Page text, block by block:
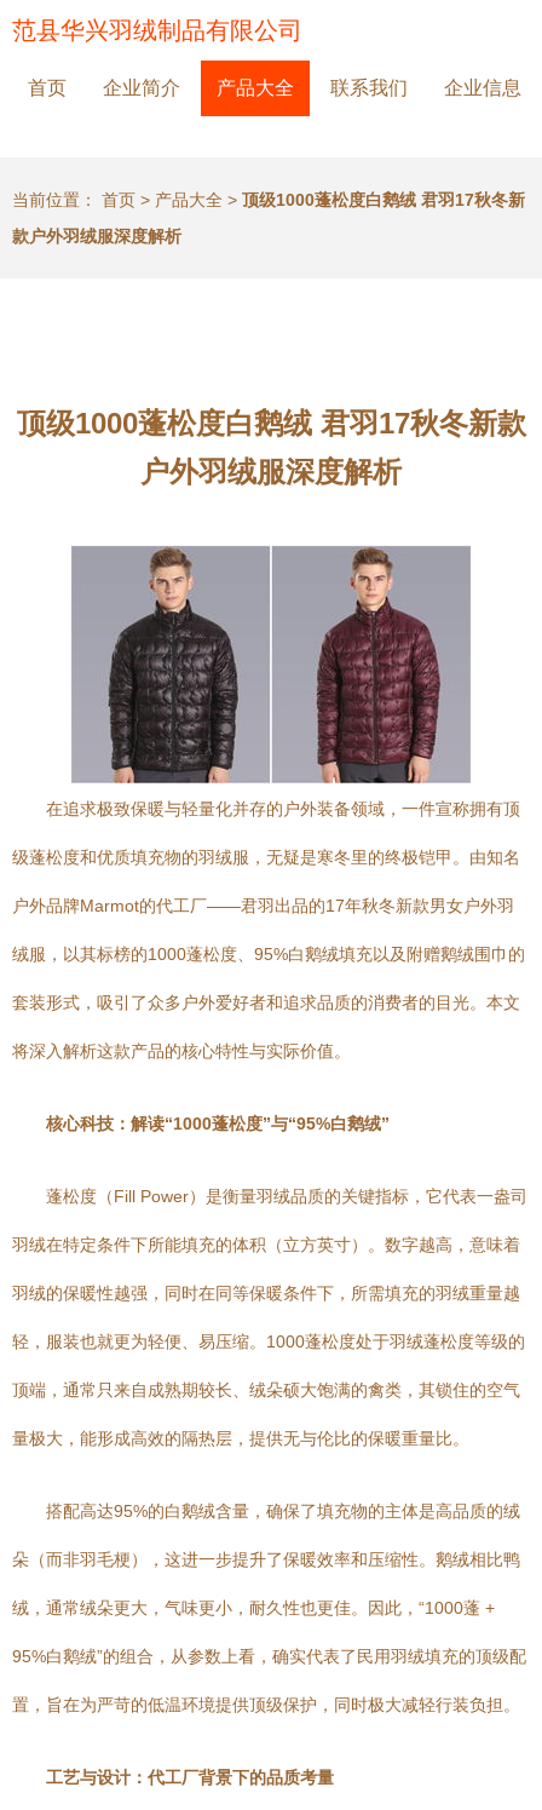
范县华兴羽绒制品有限公司
首页 企业简介 产品大全 联系我们 企业信息
当前位置： 首页 > 产品大全 > 顶级1000蓬松度白鹅绒 君羽17秋冬新
款户外羽绒服深度解析
顶级1000蓬松度白鹅绒 君羽17秋冬新款
户外羽绒服深度解析
在追求极致保暖与轻量化并存的户外装备领域，一件宣称拥有顶
级蓬松度和优质填充物的羽绒服，无疑是寒冬里的终极铠甲。由知名
户外品牌Marmot的代工厂——君羽出品的17年秋冬新款男女户外羽
绒服，以其标榜的1000蓬松度、95%白鹅绒填充以及附赠鹅绒围巾的
套装形式，吸引了众多户外爱好者和追求品质的消费者的目光。本文
将深入解析这款产品的核心特性与实际价值。
核心科技：解读“1000蓬松度”与“95%白鹅绒”
蓬松度（Fill Power）是衡量羽绒品质的关键指标，它代表一盎司
羽绒在特定条件下所能填充的体积（立方英寸）。数字越高，意味着
羽绒的保暖性越强，同时在同等保暖条件下，所需填充的羽绒重量越
轻，服装也就更为轻便、易压缩。1000蓬松度处于羽绒蓬松度等级的
顶端，通常只来自成熟期较长、绒朵硕大饱满的禽类，其锁住的空气
量极大，能形成高效的隔热层，提供无与伦比的保暖重量比。
搭配高达95%的白鹅绒含量，确保了填充物的主体是高品质的绒
朵（而非羽毛梗），这进一步提升了保暖效率和压缩性。鹅绒相比鸭
绒，通常绒朵更大，气味更小，耐久性也更佳。因此，“1000蓬 +
95%白鹅绒”的组合，从参数上看，确实代表了民用羽绒填充的顶级配
置，旨在为严苛的低温环境提供顶级保护，同时极大减轻行装负担。
工艺与设计：代工厂背景下的品质考量